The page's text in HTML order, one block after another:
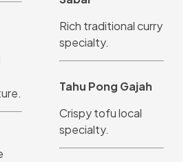
Rich traditional curry
specialty.
Tahu Pong Gajah
Crispy tofu local
specialty.